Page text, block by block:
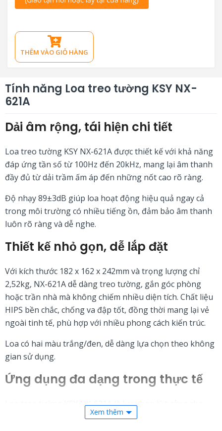
THÊM VÀO GIỎ HÀNG
Tính năng Loa treo tường KSY NX-
621A
Dải âm rộng, tái hiện chi tiết
Loa treo tường KSY NX-621A được thiết kế với khả năng
đáp ứng tần số từ 100Hz đến 20kHz, mang lại âm thanh
đầy đủ từ dải trầm ấm áp đến những nốt cao rõ ràng.
Độ nhạy 89±3dB giúp loa hoạt động hiệu quả ngay cả
trong môi trường có nhiều tiếng ồn, đảm bảo âm thanh
luôn rõ ràng và dễ nghe.
Thiết kế nhỏ gọn, dễ lắp đặt
Với kích thước 182 x 162 x 242mm và trọng lượng chỉ
2,52kg, NX-621A dễ dàng treo tường, gắn góc phòng
hoặc trần nhà mà không chiếm nhiều diện tích. Chất liệu
HIPS bền chắc, chống va đập tốt, đồng thời mang lại vẻ
ngoài tinh tế, phù hợp với nhiều phong cách kiến trúc.
Loa có hai màu trắng/đen, dễ dàng lựa chọn theo không
gian sử dụng.
Ứng dụng đa dạng trong thực tế
Loa treo tường KSY NX-621A là lựa chọn lý tưởng cho
Xem thêm